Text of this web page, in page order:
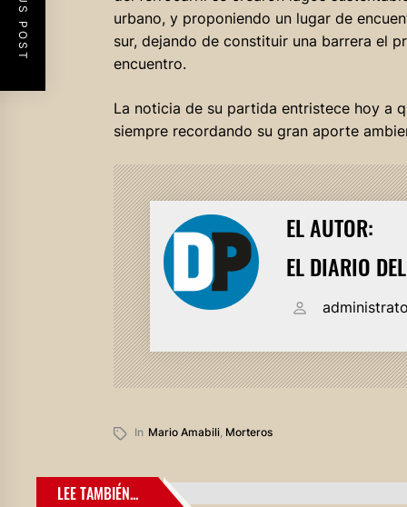
urbano, y proponiendo un lugar de
sur, dejando de constituir una barrera el
encuentro.
La noticia de su partida entristece hoy a
siempre recordando su gran aporte
EL AUTOR:
EL DIARIO
In Mario Amabili, Morteros
LEE TAMBIÉN...